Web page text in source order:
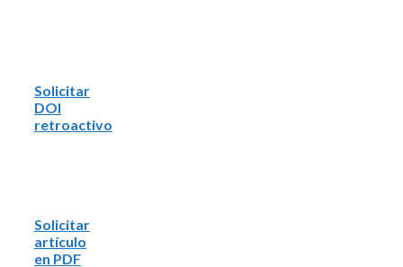
Solicitar
DOI
retroactivo
Solicitar
artículo
en PDF